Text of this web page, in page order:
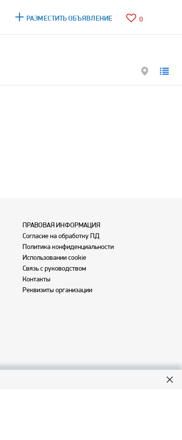
РАЗМЕСТИТЬ ОБЪЯВЛЕНИЕ 0
ПРАВОВАЯ ИНФОРМАЦИЯ
Согласие на обработку ПД
Политика конфиденциальности
Использовании cookie
Связь с руководством
Контакты
Реквизиты организации